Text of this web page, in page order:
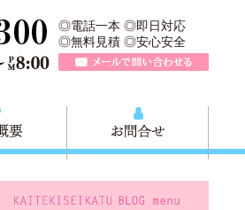
TEL 0120-757-161（年中無休）
◎電話一本 ◎即日対応
◎無料見積 ◎安心安全